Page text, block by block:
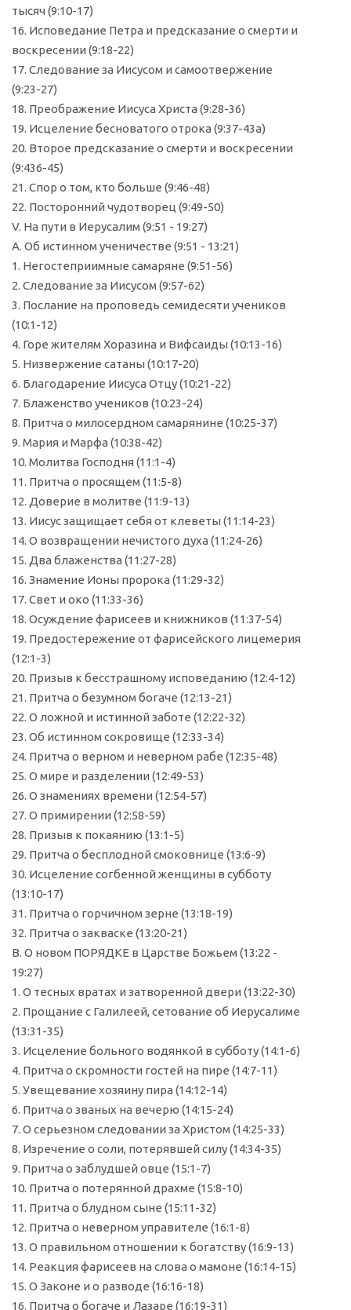
тысяч (9:10-17)
16. Исповедание Петра и предсказание о смерти и
воскресении (9:18-22)
17. Следование за Иисусом и самоотвержение
(9:23-27)
18. Преображение Иисуса Христа (9:28-36)
19. Исцеление бесноватого отрока (9:37-43а)
20. Второе предсказание о смерти и воскресении
(9:436-45)
21. Спор о том, кто больше (9:46-48)
22. Посторонний чудотворец (9:49-50)
V. На пути в Иерусалим (9:51 - 19:27)
А. Об истинном ученичестве (9:51 - 13:21)
1. Негостеприимные самаряне (9:51-56)
2. Следование за Иисусом (9:57-62)
3. Послание на проповедь семидесяти учеников
(10:1-12)
4. Горе жителям Хоразина и Вифсаиды (10:13-16)
5. Низвержение сатаны (10:17-20)
6. Благодарение Иисуса Отцу (10:21-22)
7. Блаженство учеников (10:23-24)
8. Притча о милосердном самарянине (10:25-37)
9. Мария и Марфа (10:38-42)
10. Молитва Господня (11:1-4)
11. Притча о просящем (11:5-8)
12. Доверие в молитве (11:9-13)
13. Иисус защищает себя от клеветы (11:14-23)
14. О возвращении нечистого духа (11:24-26)
15. Два блаженства (11:27-28)
16. Знамение Ионы пророка (11:29-32)
17. Свет и око (11:33-36)
18. Осуждение фарисеев и книжников (11:37-54)
19. Предостережение от фарисейского лицемерия
(12:1-3)
20. Призыв к бесстрашному исповеданию (12:4-12)
21. Притча о безумном богаче (12:13-21)
22. О ложной и истинной заботе (12:22-32)
23. Об истинном сокровище (12:33-34)
24. Притча о верном и неверном рабе (12:35-48)
25. О мире и разделении (12:49-53)
26. О знамениях времени (12:54-57)
27. О примирении (12:58-59)
28. Призыв к покаянию (13:1-5)
29. Притча о бесплодной смоковнице (13:6-9)
30. Исцеление согбенной женщины в субботу
(13:10-17)
31. Притча о горчичном зерне (13:18-19)
32. Притча о закваске (13:20-21)
В. О новом ПОРЯДКЕ в Царстве Божьем (13:22 -
19:27)
1. О тесных вратах и затворенной двери (13:22-30)
2. Прощание с Галилеей, сетование об Иерусалиме
(13:31-35)
3. Исцеление больного водянкой в субботу (14:1-6)
4. Притча о скромности гостей на пире (14:7-11)
5. Увещевание хозяину пира (14:12-14)
6. Притча о званых на вечерю (14:15-24)
7. О серьезном следовании за Христом (14:25-33)
8. Изречение о соли, потерявшей силу (14:34-35)
9. Притча о заблудшей овце (15:1-7)
10. Притча о потерянной драхме (15:8-10)
11. Притча о блудном сыне (15:11-32)
12. Притча о неверном управителе (16:1-8)
13. О правильном отношении к богатству (16:9-13)
14. Реакция фарисеев на слова о мамоне (16:14-15)
15. О Законе и о разводе (16:16-18)
16. Притча о богаче и Лазаре (16:19-31)